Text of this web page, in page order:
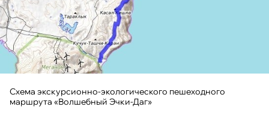
Схема экскурсионно-экологического пешеходного
маршрута «Волшебный Эчки-Даг»